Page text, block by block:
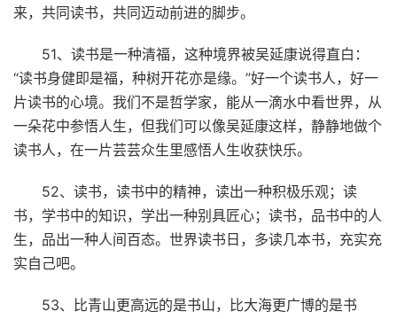
来，共同读书，共同迈动前进的脚步。
51、读书是一种清福，这种境界被吴延康说得直白：
“读书身健即是福，种树开花亦是缘。”好一个读书人，好一
片读书的心境。我们不是哲学家，能从一滴水中看世界，从
一朵花中参悟人生，但我们可以像吴延康这样，静静地做个
读书人，在一片芸芸众生里感悟人生收获快乐。
52、读书，读书中的精神，读出一种积极乐观；读
书，学书中的知识，学出一种别具匠心；读书，品书中的人
生，品出一种人间百态。世界读书日，多读几本书，充实充
实自己吧。
53、比青山更高远的是书山，比大海更广博的是书